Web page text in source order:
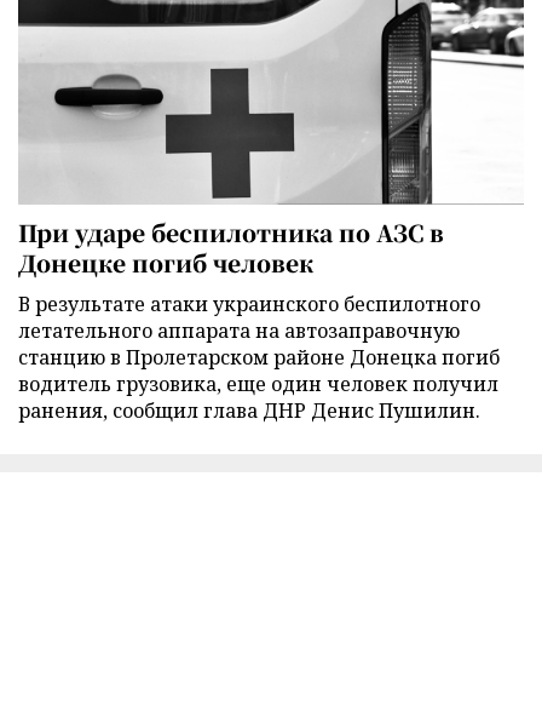
При ударе беспилотника по АЗС в
Донецке погиб человек
В результате атаки украинского беспилотного
летательного аппарата на автозаправочную
станцию в Пролетарском районе Донецка погиб
водитель грузовика, еще один человек получил
ранения, сообщил глава ДНР Денис Пушилин.